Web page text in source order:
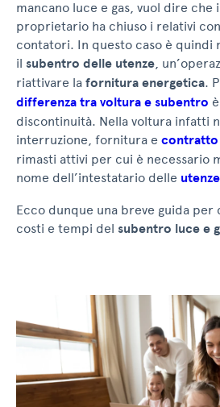
mancano luce e gas, vuol dire
proprietario ha chiuso i relativi
contatori. In questo caso è quindi
il subentro delle utenze,
riattivare la fornitura energetica.
differenza tra voltura e subentro
discontinuità. Nella voltura infatti
interruzione, fornitura e contratto
rimasti attivi per cui è necessario
nome dell’intestatario delle
Ecco dunque una breve guida per
costi e tempi del subentro luce e